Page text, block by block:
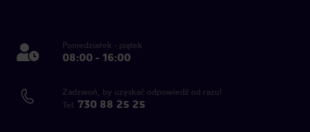
Poniedziałek - piątek
08:00 - 16:00
Zadzwoń, by uzyskać odpowiedź od razu!
Tel. 730 88 25 25